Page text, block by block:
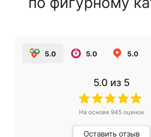
5.0 5.0 5.0
5.0 из 5
На основе 945оценок
Оставить отзыв